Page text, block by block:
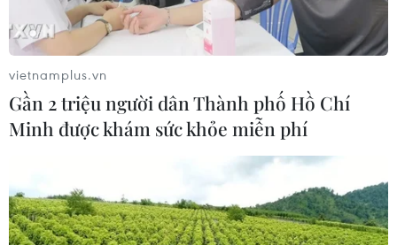
Bánh chưng cửa hàng đã hết sạch từ sáng nhưng
nhiều người vẫn kiên nhẫn chờ đợi hơn tiếng đồng
hồ để lấy được mẻ bánh mới nhất. (Ảnh: Minh
Sơn/Vietnam+)
vietnamplus.vn
Gần 2 triệu người dân Thành phố Hồ Chí
Minh được khám sức khỏe miễn phí